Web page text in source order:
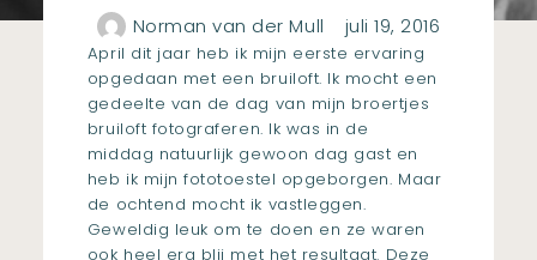
Norman van der Mull juli 19, 2016
April dit jaar heb ik mijn eerste ervaring
opgedaan met een bruiloft. Ik mocht een
gedeelte van de dag van mijn broertjes
bruiloft fotograferen. Ik was in de
middag natuurlijk gewoon dag gast en
heb ik mijn fototoestel opgeborgen. Maar
de ochtend mocht ik vastleggen.
Geweldig leuk om te doen en ze waren
ook heel erg blij met het resultaat. Deze